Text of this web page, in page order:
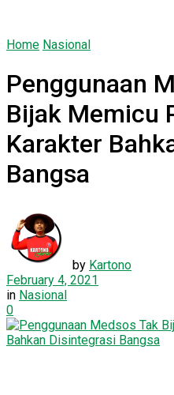
Home Nasional
Penggunaan
Bijak Memicu
Karakter
Bangsa
by Kartono
February 4, 2021
in Nasional
0